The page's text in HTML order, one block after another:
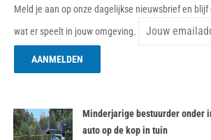
Meld je aan op onze dagelijkse nieuwsbrief en
wat er speelt in jouw omgeving.
Minderjarige bestuurder onder
auto op de kop in tuin